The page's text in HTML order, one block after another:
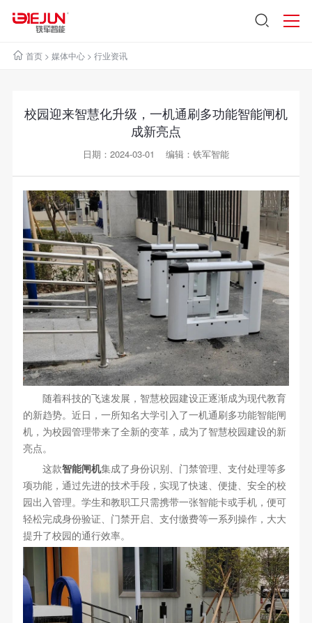
首页> 媒体中心> 行业资讯
校园迎来智慧化升级，一机通刷多功能智能闸机
成新亮点
日期：2024-03-01 编辑：铁军智能
随着科技的飞速发展，智慧校园建设正逐渐成为现代教育
的新趋势。近日，一所知名大学引入了一机通刷多功能智能闸
机，为校园管理带来了全新的变革，成为了智慧校园建设的新
亮点。
这款智能闸机集成了身份识别、门禁管理、支付处理等多
项功能，通过先进的技术手段，实现了快速、便捷、安全的校
园出入管理。学生和教职工只需携带一张智能卡或手机，便可
轻松完成身份验证、门禁开启、支付缴费等一系列操作，大大
提升了校园的通行效率。